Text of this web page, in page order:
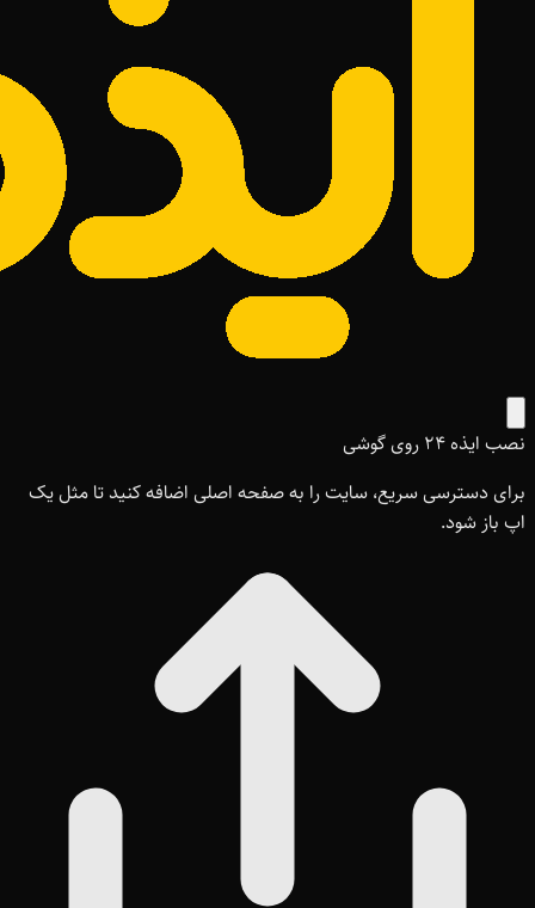
نصب ایذه ۲۴ روی گوشی
برای دسترسی سریع، سایت را به صفحه اصلی اضافه کنید تا مثل یک
اپ باز شود.